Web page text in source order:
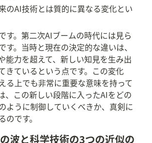
のAI技術とは質的に異なる変化とい
す。第二次AIブームの時代には見ら
す。当時と現在の決定的な違いは、
能力を超えて、新しい知見を生み出
きているという点です。この変化
る上でも非常に重要な意味を持って
、この新しい段階に入ったAIをどの
ように制御していくべきか、真剣に
です。
波と科学技術の3つの近似の